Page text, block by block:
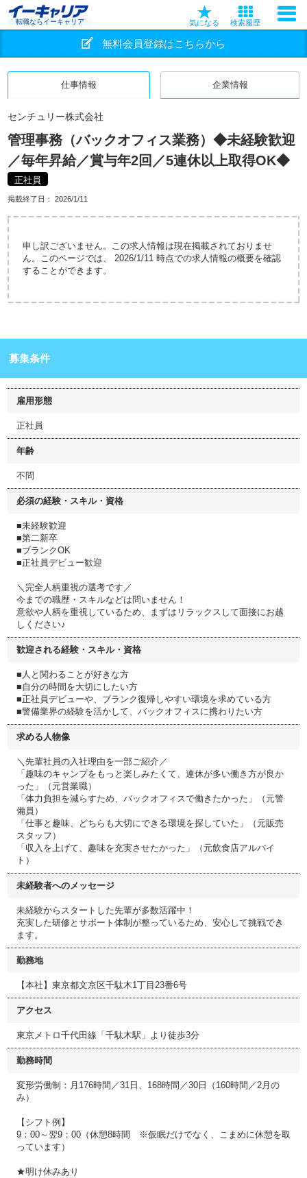
転職ならイーキャリア 気になる 検索履歴
無料会員登録はこちらから
仕事情報 企業情報
センチュリー株式会社
管理事務（バックオフィス業務）◆未経験歓迎
／毎年昇給／賞与年2回／5連休以上取得OK◆
正社員
掲載終了日： 2026/1/11
申し訳ございません。この求人情報は現在掲載されておりませ
ん。このページでは、 2026/1/11 時点での求人情報の概要を確認
することができます。
募集条件
雇用形態
正社員
年齢
不問
必須の経験・スキル・資格
■未経験歓迎
■第二新卒
■ブランクOK
■正社員デビュー歓迎
＼完全人柄重視の選考です／
今までの職歴・スキルなどは問いません！
意欲や人柄を重視しているため、まずはリラックスして面接にお越
しください♪
歓迎される経験・スキル・資格
■人と関わることが好きな方
■自分の時間を大切にしたい方
■正社員デビューや、ブランク復帰しやすい環境を求めている方
■警備業界の経験を活かして、バックオフィスに携わりたい方
求める人物像
＼先輩社員の入社理由を一部ご紹介／
「趣味のキャンプをもっと楽しみたくて、連休が多い働き方が良か
った」（元営業職）
「体力負担を減らすため、バックオフィスで働きたかった」（元警
備員）
「仕事と趣味、どちらも大切にできる環境を探していた」（元販売
スタッフ）
「収入を上げて、趣味を充実させたかった」（元飲食店アルバイ
ト）
未経験者へのメッセージ
未経験からスタートした先輩が多数活躍中！
充実した研修とサポート体制が整っているため、安心して挑戦でき
ます。
勤務地
【本社】東京都文京区千駄木1丁目23番6号
アクセス
東京メトロ千代田線「千駄木駅」より徒歩3分
勤務時間
変形労働制：月176時間／31日、168時間／30日（160時間／2月の
み）
【シフト例】
9：00～翌9：00（休憩8時間 ※仮眠だけでなく、こまめに休憩を取
っています）
★明け休みあり